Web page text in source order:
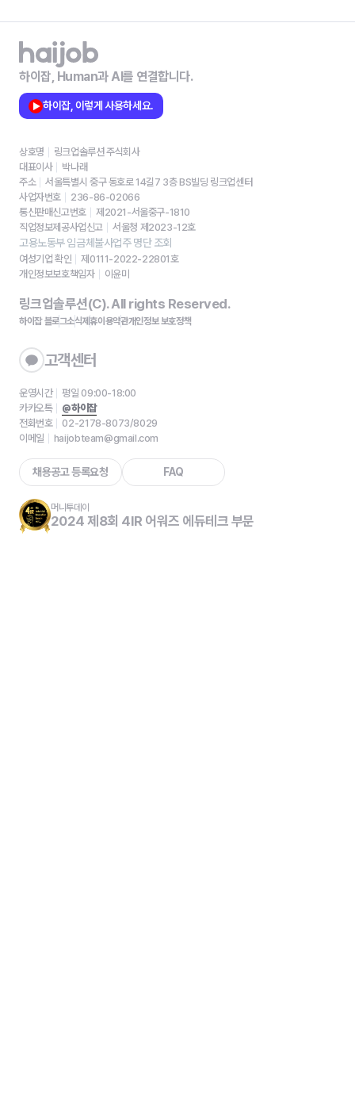
하이잡, Human과 AI를 연결합니다.
하이잡, 이렇게 사용하세요.
상호명
링크업솔루션 주식회사
대표이사
박나래
주소
서울특별시 중구 동호로 14길7 3층 BS빌딩 링크업센터
사업자번호
236-86-02066
통신판매신고번호
제2021-서울중구-1810
직업정보제공사업신고
서울청 제2023-12호
고용노동부 임금체불사업주 명단 조회
여성기업 확인
제0111-2022-22801호
개인정보보호책임자
이윤미
링크업솔루션(C). All rights Reserved.
하이잡 블로그소식제휴이용약관개인정보 보호정책
고객센터
운영시간
평일 09:00-18:00
카카오톡
@하이잡
전화번호
02-2178-8073/8029
이메일
haijobteam@gmail.com
채용공고 등록요청 FAQ
머니투데이
2024 제8회 4IR 어워즈 에듀테크 부문